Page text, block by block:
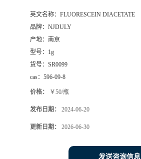
英文名称： FLUORESCEIN DIACETATE
品牌： NJDULY
产地： 南京
型号： 1g
货号： SR0099
cas： 596-09-8
价格： ￥50/瓶
发布日期： 2024-06-20
更新日期： 2026-06-30
发送咨询信息